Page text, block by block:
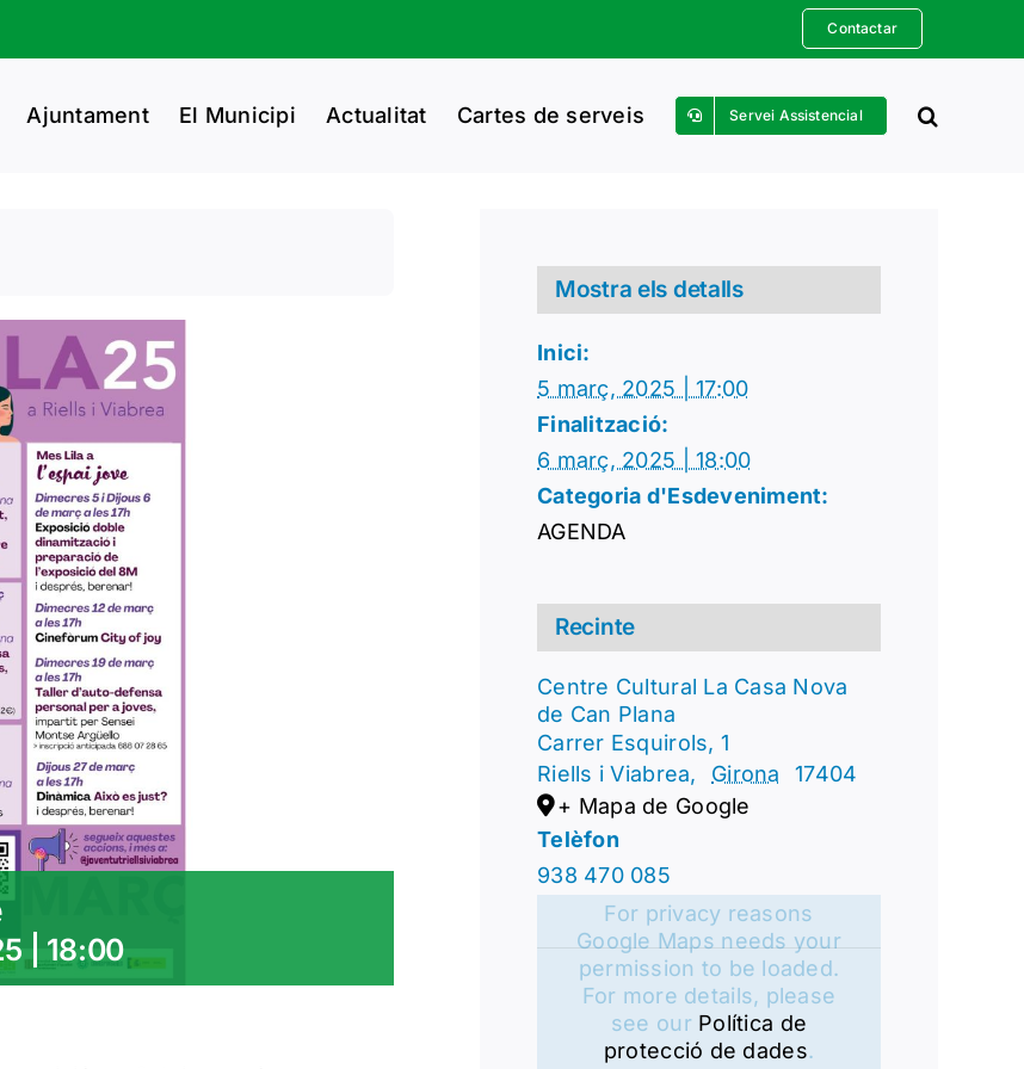
Contactar
Ajuntament El Municipi Actualitat Cartes de serveis Servei Assistencial
| 18:00
Mostra els detalls
Inici:
5 març, 2025 | 17:00
Finalització:
6 març, 2025 | 18:00
Categoria d'Esdeveniment:
AGENDA
Recinte
Centre Cultural La Casa Nova
de Can Plana
Carrer Esquirols, 1
Riells i Viabrea, Girona
17404
+ Mapa de Google
Telèfon
938 470 085
For privacy reasons
Google Maps needs your
permission to be loaded.
For more details, please
see our Política de
protecció de dades.